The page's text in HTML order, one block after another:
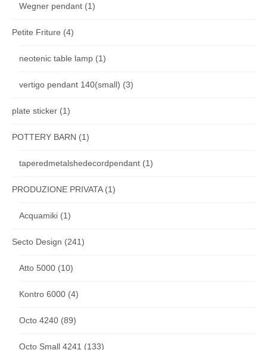
Wegner pendant (1)
Petite Friture (4)
neotenic table lamp (1)
vertigo pendant 140(small) (3)
plate sticker (1)
POTTERY BARN (1)
taperedmetalshedecordpendant (1)
PRODUZIONE PRIVATA(1)
Acquamiki (1)
Secto Design (241)
Atto 5000 (10)
Kontro 6000 (4)
Octo 4240 (89)
Octo Small 4241 (133)